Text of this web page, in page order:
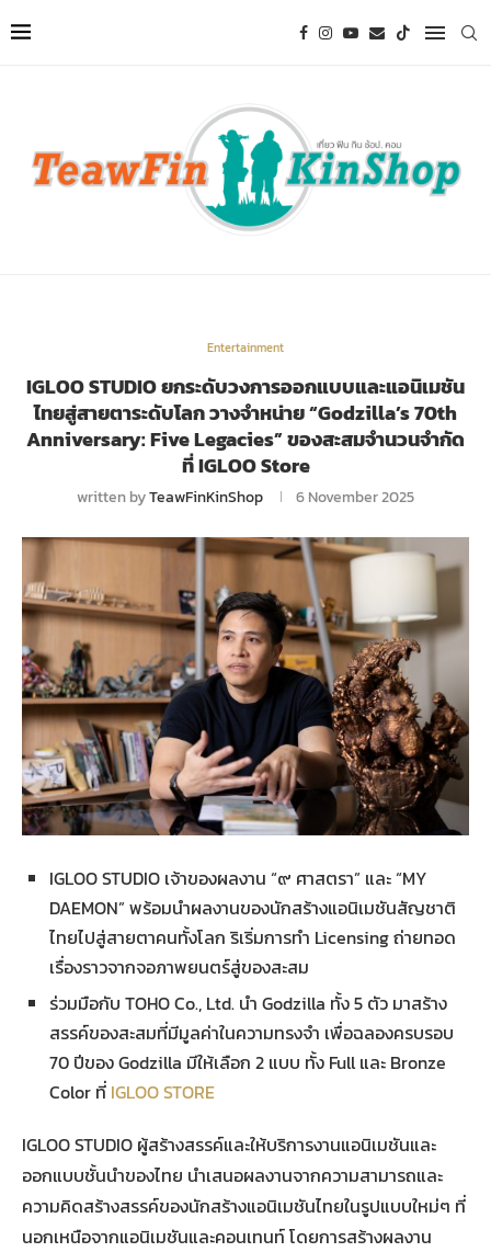
Entertainment
IGLOO STUDIO ยกระดับวงการออกแบบและแอนิเมชัน
ไทยสู่สายตาระดับโลก วางจำหน่าย “Godzilla’s 70th
Anniversary: Five Legacies” ของสะสมจำนวนจำกัด
ที่ IGLOO Store
written byTeawFinKinShop 6 November 2025
IGLOO STUDIO เจ้าของผลงาน “๙ ศาสตรา” และ “MY
DAEMON” พร้อมนำผลงานของนักสร้างแอนิเมชันสัญชาติ
ไทยไปสู่สายตาคนทั้งโลก ริเริ่มการทำ Licensing ถ่ายทอด
เรื่องราวจากจอภาพยนตร์สู่ของสะสม
ร่วมมือกับ TOHO Co., Ltd. นำ Godzilla ทั้ง 5 ตัว มาสร้าง
สรรค์ของสะสมที่มีมูลค่าในความทรงจำ เพื่อฉลองครบรอบ
70 ปีของ Godzilla มีให้เลือก 2 แบบ ทั้ง Full และ Bronze
Color ที่ IGLOO STORE
IGLOO STUDIO ผู้สร้างสรรค์และให้บริการงานแอนิเมชันและ
ออกแบบชั้นนำของไทย นำเสนอผลงานจากความสามารถและ
ความคิดสร้างสรรค์ของนักสร้างแอนิเมชันไทยในรูปแบบใหม่ๆ ที่
นอกเหนือจากแอนิเมชันและคอนเทนท์ โดยการสร้างผลงาน